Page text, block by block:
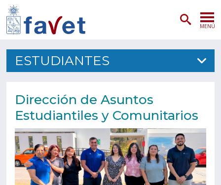
MENÚ
PORTADA
PREGRADO
POSTGRADO
INVESTIGACIÓN
EXTENSIÓN
ESTUDIANTES
Dirección de Asuntos
Estudiantiles y Comunitarios